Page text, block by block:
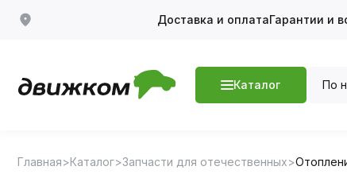
Доставка и оплатаГарантии и
Каталог По
Главная Каталог Запчасти для отечественных